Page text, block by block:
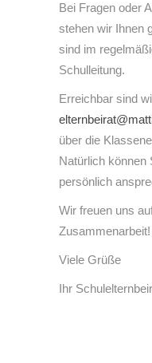
Bei Fragen oder
stehen wir Ihnen
sind im
Schulleitung.
Erreichbar sind
über die
Natürlich können
persönlich
Wir freuen uns
Zusammenarbeit!
Viele Grüße
Ihr